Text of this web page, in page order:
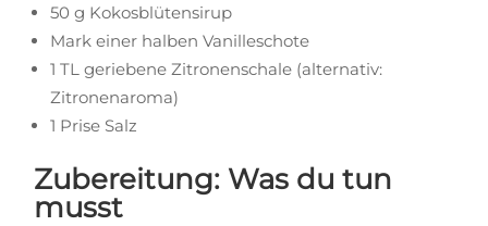
50 g Kokosblütensirup
Mark einer halben Vanilleschote
1 TL geriebene Zitronenschale (alternativ:
Zitronenaroma)
1 Prise Salz
Zubereitung: Was du tun
musst